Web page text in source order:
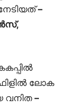
–
ലോക
വനിത–